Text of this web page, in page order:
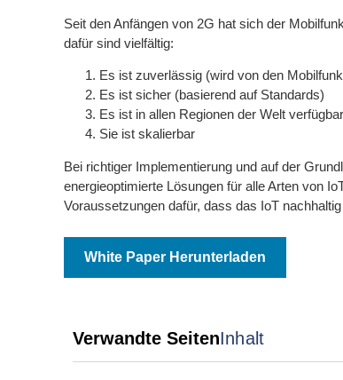
Seit den Anfängen von 2G hat sich der
dafür sind vielfältig:
Es ist zuverlässig (wird von den
Es ist sicher (basierend auf Standards)
Es ist in allen Regionen der Welt
Sie ist skalierbar
Bei richtiger Implementierung und auf der
energieoptimierte Lösungen für alle Arten von
Voraussetzungen dafür, dass das IoT
White Paper Herunterladen
Verwandte SeitenInhalt